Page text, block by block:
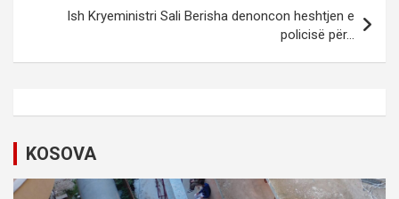
a
a
Ish Kryeministri Sali Berisha denoncon heshtjen e
policisë për…
KOSOVA